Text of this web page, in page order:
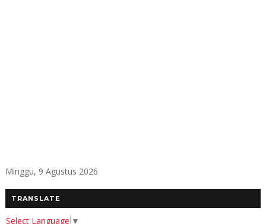
Minggu, 9 Agustus 2026
TRANSLATE
Select Language ▼